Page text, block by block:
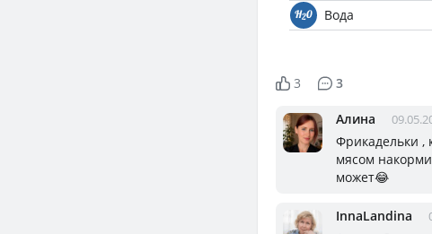
Вода
3 3
Алина
Фрикадельки ,
мясом
может😂
InnaLandina